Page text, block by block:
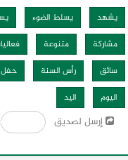
يشهد يسلط الضوء
مشاركة
متنوعة
سائق
رأس السنة حفل
اليوم
اليد
إرسل لصديقFacebook